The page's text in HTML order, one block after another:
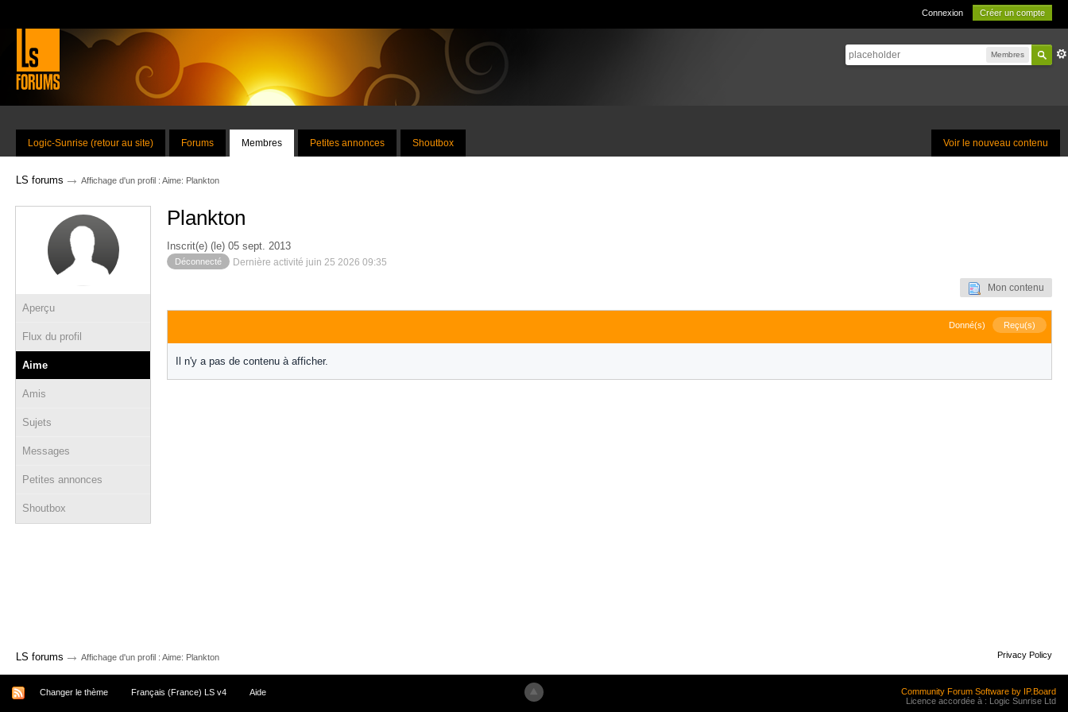
Connexion Créer un compte
Membres
Voir le nouveau contenu
Logic-Sunrise (retour au site) Forums Membres Petites annonces Shoutbox
LS forums → Affichage d'un profil : Aime: Plankton
Aperçu
Flux du profil
Aime
Amis
Sujets
Messages
Petites annonces
Shoutbox
Plankton
Inscrit(e) (le) 05 sept. 2013
Déconnecté Dernière activité juin 25 2026 09:35
Mon contenu
Donné(s) Reçu(s)
Il n'y a pas de contenu à afficher.
LS forums → Affichage d'un profil : Aime: Plankton Privacy Policy
Changer le thème Français (France) LS v4 Aide
Community Forum Software by IP.Board
Licence accordée à : Logic Sunrise Ltd